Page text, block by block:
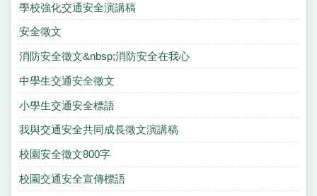
學校強化交通安全演講稿
安全徵文
消防安全徵文&nbsp;消防安全在我心
中學生交通安全徵文
小學生交通安全標語
我與交通安全共同成長徵文演講稿
校園安全徵文800字
校園交通安全宣傳標語